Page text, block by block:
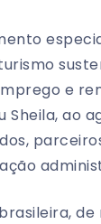
e
Sheila, ao